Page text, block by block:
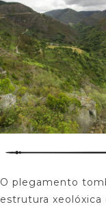
O plegamento
estrutura xeolóxica